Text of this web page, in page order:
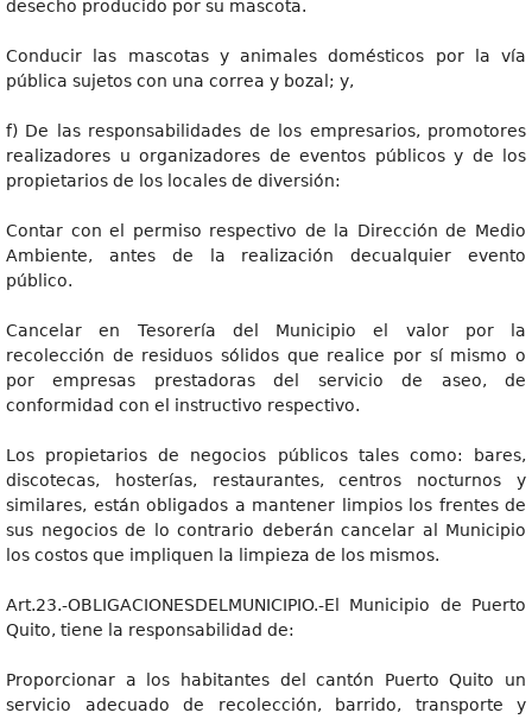
desecho producido por su mascota.
Conducir las mascotas y animales domésticos por la vía
pública sujetos con una correa y bozal; y,
f) De las responsabilidades de los empresarios, promotores
realizadores u organizadores de eventos públicos y de los
propietarios de los locales de diversión:
Contar con el permiso respectivo de la Dirección de Medio
Ambiente, antes de la realización decualquier evento
público.
Cancelar en Tesorería del Municipio el valor por la
recolección de residuos sólidos que realice por sí mismo o
por empresas prestadoras del servicio de aseo, de
conformidad con el instructivo respectivo.
Los propietarios de negocios públicos tales como: bares,
discotecas, hosterías, restaurantes, centros nocturnos y
similares, están obligados a mantener limpios los frentes de
sus negocios de lo contrario deberán cancelar al Municipio
los costos que impliquen la limpieza de los mismos.
Art.23.-OBLIGACIONESDELMUNICIPIO.-El Municipio de Puerto
Quito, tiene la responsabilidad de:
Proporcionar a los habitantes del cantón Puerto Quito un
servicio adecuado de recolección, barrido, transporte y